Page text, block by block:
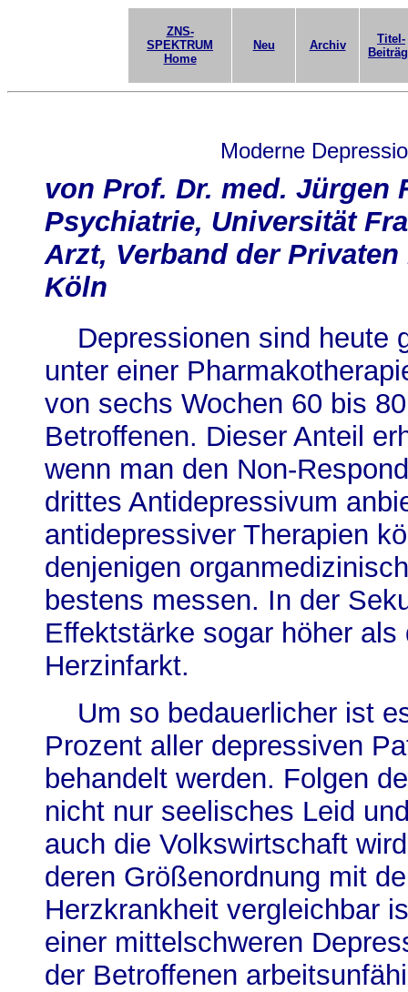
ZNS-
SPEKTRUM
Home
Neu Archiv
Titel-
Moderne
von Prof. Dr. med. Jürgen
Psychiatrie, Universität
Arzt, Verband der
Köln
Depressionen sind heute
unter einer
von sechs Wochen 60 bis
Betroffenen. Dieser Anteil
wenn man den Non-
drittes Antidepressivum
antidepressiver Therapien
denjenigen
bestens messen. In der
Effektstärke sogar höher als
Herzinfarkt.
Um so bedauerlicher ist
Prozent aller depressiven
behandelt werden. Folgen
nicht nur seelisches Leid
auch die Volkswirtschaft
deren Größenordnung mit
Herzkrankheit vergleichbar
einer mittelschweren
der Betroffenen